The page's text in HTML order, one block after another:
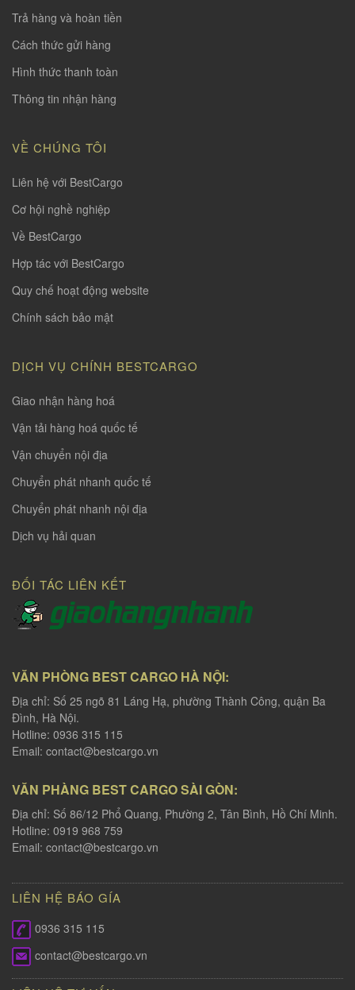
Trả hàng và hoàn tiền
Cách thức gửi hàng
Hình thức thanh toàn
Thông tin nhận hàng
VỀ CHÚNG TÔI
Liên hệ với BestCargo
Cơ hội nghề nghiệp
Về BestCargo
Hợp tác với BestCargo
Quy chế hoạt động website
Chính sách bảo mật
DỊCH VỤ CHÍNH BESTCARGO
Giao nhận hàng hoá
Vận tải hàng hoá quốc tế
Vận chuyển nội địa
Chuyển phát nhanh quốc tế
Chuyển phát nhanh nội địa
Dịch vụ hải quan
ĐỐI TÁC LIÊN KẾT
VĂN PHÒNG BEST CARGO HÀ NỘI:
Địa chỉ: Số 25 ngõ 81 Láng Hạ, phường Thành Công, quận Ba
Đình, Hà Nội.
Hotline: 0936 315 115
Email: contact@bestcargo.vn
VĂN PHÀNG BEST CARGO SÀI GÒN:
Địa chỉ: Số 86/12 Phổ Quang, Phường 2, Tân Bình, Hồ Chí Minh.
Hotline: 0919 968 759
Email: contact@bestcargo.vn
LIÊN HỆ BÁO GÍA
0936 315 115
contact@bestcargo.vn